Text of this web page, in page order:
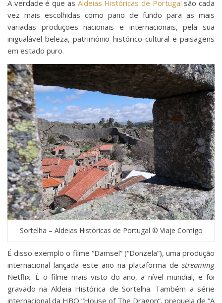
A verdade é que as Aldeias Históricas de Portugal são cada
vez mais escolhidas como pano de fundo para as mais
variadas produções nacionais e internacionais, pela sua
inigualável beleza, património histórico-cultural e paisagens
em estado puro.
Sortelha – Aldeias Históricas de Portugal © Viaje Comigo
É disso exemplo o filme “Damsel” (“Donzela”), uma produção
internacional lançada este ano na plataforma de streaming
Netflix. É o filme mais visto do ano, a nível mundial, e foi
gravado na Aldeia Histórica de Sortelha. Também a série
internacional da HBO “House of The Dragon”, prequela de “A